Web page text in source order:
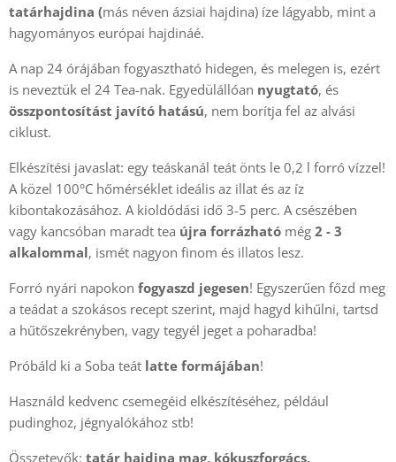
tatárhajdina (más néven ázsiai hajdina) íze lágyabb, mint a
hagyományos európai hajdináé.
A nap 24 órájában fogyasztható hidegen, és melegen is, ezért
is neveztük el 24 Tea-nak. Egyedülállóan nyugtató, és
összpontosítást javító hatású, nem borítja fel az alvási
ciklust.
Elkészítési javaslat: egy teáskanál teát önts le 0,2 l forró vízzel!
A közel 100°C hőmérséklet ideális az illat és az íz
kibontakozásához. A kioldódási idő 3-5 perc. A csészében
vagy kancsóban maradt tea újra forrázható még 2 - 3
alkalommal, ismét nagyon finom és illatos lesz.
Forró nyári napokon fogyaszd jegesen! Egyszerűen főzd meg
a teádat a szokásos recept szerint, majd hagyd kihűlni, tartsd
a hűtőszekrényben, vagy tegyél jeget a poharadba!
Próbáld ki a Soba teát latte formájában!
Használd kedvenc csemegéid elkészítéséhez, például
pudinghoz, jégnyalókához stb!
Összetevők: tatár hajdina mag, kókuszforgács,